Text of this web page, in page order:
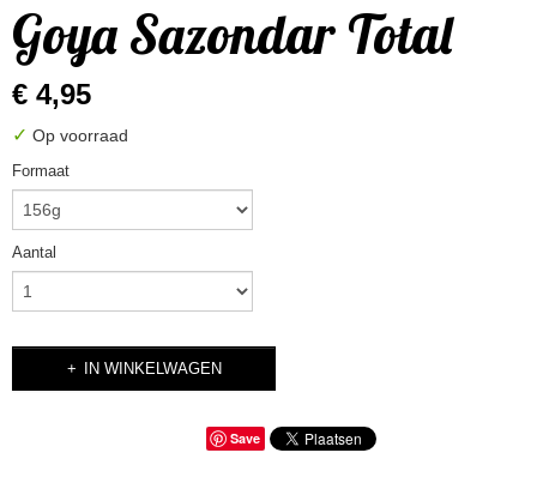
Goya Sazondar Total
€ 4,95
✓ Op voorraad
Formaat
Aantal
IN WINKELWAGEN
Save